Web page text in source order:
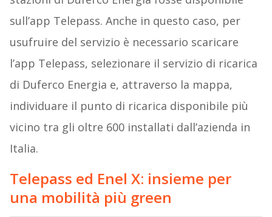
sull’app Telepass. Anche in questo caso, per
usufruire del servizio è necessario scaricare
l’app Telepass, selezionare il servizio di ricarica
di Duferco Energia e, attraverso la mappa,
individuare il punto di ricarica disponibile più
vicino tra gli oltre 600 installati dall’azienda in
Italia.
Telepass ed Enel X: insieme per
una mobilità più green